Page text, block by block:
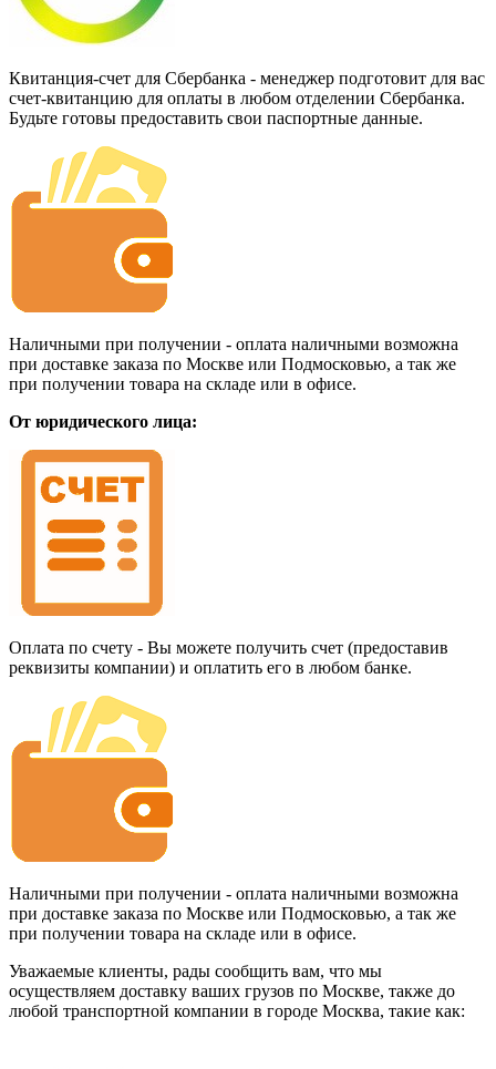
Квитанция-счет для Сбербанка - менеджер подготовит для вас
счет-квитанцию для оплаты в любом отделении Сбербанка.
Будьте готовы предоставить свои паспортные данные.
Наличными при получении - оплата наличными возможна
при доставке заказа по Москве или Подмосковью, а так же
при получении товара на складе или в офисе.
От юридического лица:
Оплата по счету - Вы можете получить счет (предоставив
реквизиты компании) и оплатить его в любом банке.
Наличными при получении - оплата наличными возможна
при доставке заказа по Москве или Подмосковью, а так же
при получении товара на складе или в офисе.
Уважаемые клиенты, рады сообщить вам, что мы
осуществляем доставку ваших грузов по Москве, также до
любой транспортной компании в городе Москва, такие как: